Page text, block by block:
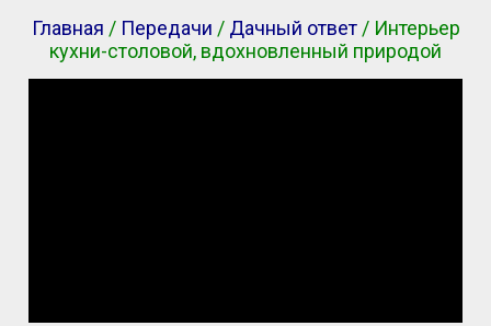
Главная / Передачи / Дачный ответ/ Интерьер
кухни-столовой, вдохновленный природой